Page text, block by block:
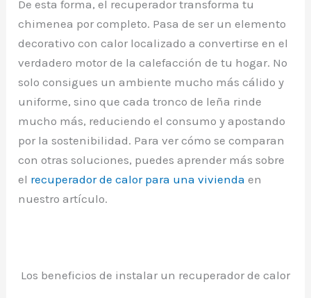
De esta forma, el recuperador transforma tu
chimenea por completo. Pasa de ser un elemento
decorativo con calor localizado a convertirse en el
verdadero motor de la calefacción de tu hogar. No
solo consigues un ambiente mucho más cálido y
uniforme, sino que cada tronco de leña rinde
mucho más, reduciendo el consumo y apostando
por la sostenibilidad. Para ver cómo se comparan
con otras soluciones, puedes aprender más sobre
el recuperador de calor para una vivienda en
nuestro artículo.
Los beneficios de instalar un recuperador de calor